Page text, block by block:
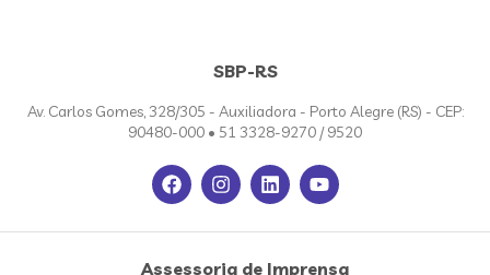
SBP-RS
Av. Carlos Gomes, 328/305 - Auxiliadora - Porto Alegre (RS) - CEP:
90480-000 • 51 3328-9270 / 9520
Assessoria de Imprensa